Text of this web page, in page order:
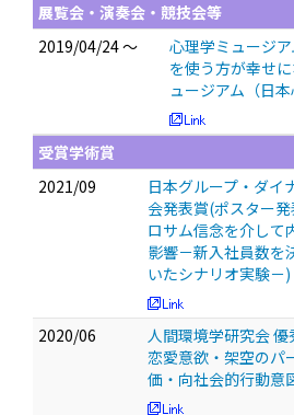
展覧会・演奏会・競技会等
2019/04/24 ～
心理学ミュージ
を使う方が幸せ
ュージアム（日
受賞学術賞
2021/09
日本グループ・ダイ
会発表賞(ポスター
ロサム信念を介して
影響－新入社員数を
いたシナリオ実験－)
2020/06
人間環境学研究会
恋愛意欲・架空のパ
価・向社会的行動意